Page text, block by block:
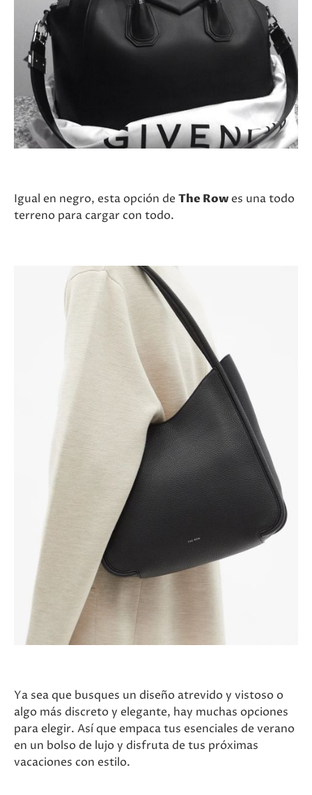
Igual en negro, esta opción deThe Row es una todo
terreno para cargar con todo.
Ya sea que busques un diseño atrevido y vistoso o
algo más discreto y elegante, hay muchas opciones
para elegir. Así que empaca tus esenciales de verano
en un bolso de lujo y disfruta de tus próximas
vacaciones con estilo.